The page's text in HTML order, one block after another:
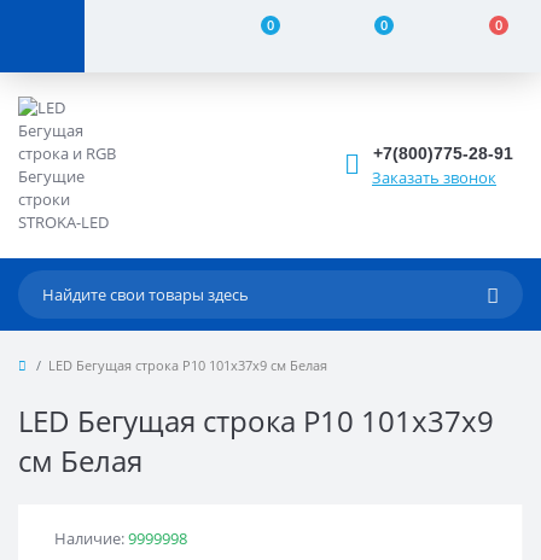
0 0 0
+7(800)775-28-91
Заказать звонок
LED Бегущая строка Р10 101x37x9 см Белая
LED Бегущая строка Р10 101x37x9
см Белая
Наличие:9999998